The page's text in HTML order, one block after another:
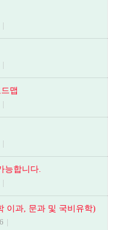
|
|
맵
|
|
능합니다.
|
이과, 문과 및 국비유학)
|